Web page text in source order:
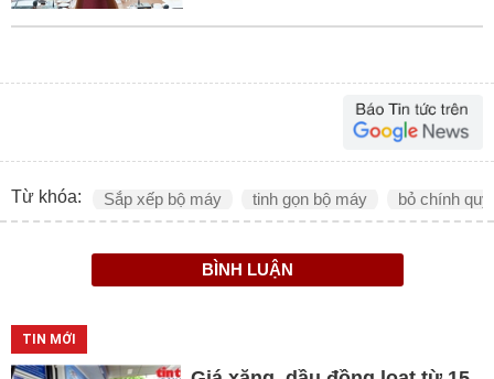
Từ khóa: Sắp xếp bộ máy tinh gọn bộ máy bỏ chính
BÌNH LUẬN
TIN MỚI